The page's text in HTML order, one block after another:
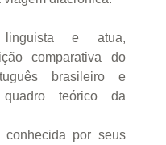
e atua,
comparativa do
brasileiro e
teórico da
conhecida por seus